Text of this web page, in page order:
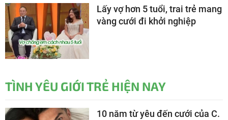
Lấy vợ hơn 5 tuổi, trai trẻ mang
vàng cưới đi khởi nghiệp
TÌNH YÊU GIỚI TRẺ HIỆN NAY
10 năm từ yêu đến cưới của C.